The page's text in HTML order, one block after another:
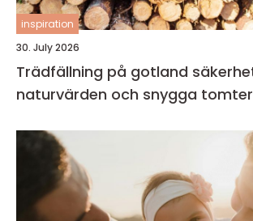
inspiration
30. July 2026
Trädfällning på gotland säkerhet,
naturvärden och snygga tomter